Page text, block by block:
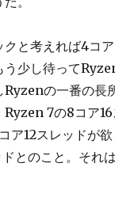
クと考えれば4コ
う少し待って
Ryzenの一番の長
Ryzen 7の8コア
ア12スレッドが
とのこと。それ